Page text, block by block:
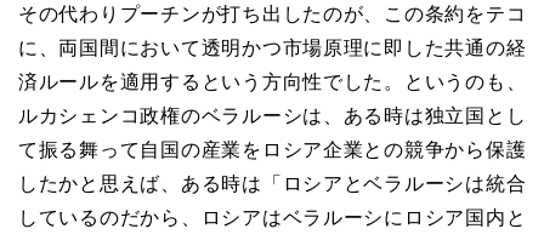
その代わりプーチンが打ち出したのが、この条約をテコ
に、両国間において透明かつ市場原理に即した共通の経
済ルールを適用するという方向性でした。というのも、
ルカシェンコ政権のベラルーシは、ある時は独立国とし
て振る舞って自国の産業をロシア企業との競争から保護
したかと思えば、ある時は「ロシアとベラルーシは統合
しているのだから、ロシアはベラルーシにロシア国内と